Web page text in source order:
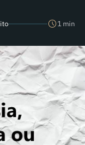
1 min